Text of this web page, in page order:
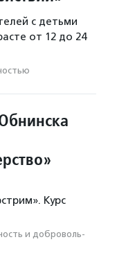
с детьми
от 12 до 24
Курс
и доброволь­